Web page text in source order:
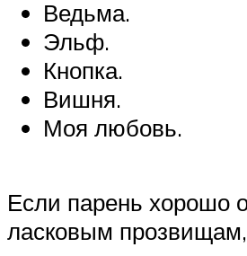
Ведьма.
Эльф.
Кнопка.
Вишня.
Моя любовь.
Если парень хорошо
ласковым